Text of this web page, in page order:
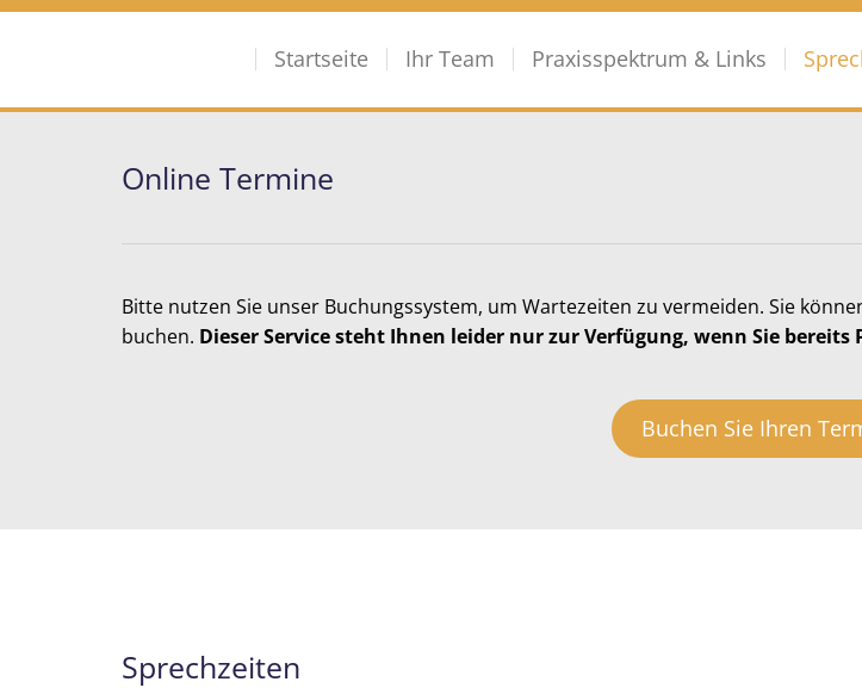
Zum Inhalt springen
Startseite Ihr Team Praxisspektrum & Links
Online Termine
Bitte nutzen Sie unser Buchungssystem, um Wartezeiten zu vermeiden. Sie
buchen. Dieser Service steht Ihnen leider nur zur Verfügung, wenn Sie
Buchen Sie Ihren
Sprechzeiten